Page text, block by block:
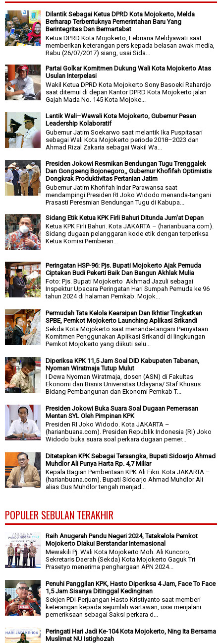
Dilantik Sebagai Ketua DPRD Kota Mojokerto, Melda
Berharap Terbentuknya Pemerintahan Baru Yang
Berintegritas Dan Bermartabat
Ketua DPRD Kota Mojokerto, Febriana Meldyawati saat
memberikan keterangan pers kepada belasan awak media,
Rabu (26/07/2017) siang, usai Sida...
Partai Golkar Komitmen Dukung Wali Kota Mojokerto Atas
Usulan Interpelasi
Wakil Ketua DPRD Kota Mojokerto Sony Basoeki Rahardjo
saat ditemui di depan Kantor DPRD Kota Mojokerto jalan
Gajah Mada No. 145 Kota Mojoke...
Lantik Wali–Wawali Kota Mojokerto, Gubernur Pesan
Leadership Kolaboratif
Gubernur Jatim Soekarwo saat melantik Ika Puspitasari
sebagai Wali Kota Mojokerto periode 2018–2023 dan
Ahmad Rizal Zakaria sebagai Wakil Wa...
Presiden Jokowi Resmikan Bendungan Tugu Trenggalek
Dan Gongseng Bojonegoro,, Gubernur Khofifah Optimistis
Dongkrak Produktivitas Pertanian Jatim
Gubernur Jatim Khofifah Indar Parawansa saat
mendampingi Presiden RI Joko Widodo menanda-tangani
Prasasti Peresmian Bendungan Tugu di Kabupa...
Sidang Etik Ketua KPK Firli Bahuri Ditunda Jum'at Depan
Ketua KPK Firli Bahuri. Kota JAKARTA – (harianbuana.com).
Sidang dugaan pelanggaran kode etik dengan terperiksa
Ketua Komisi Pemberan...
Peringatan HSP-96: Pjs. Bupati Mojokerto Ajak Pemuda
Ciptakan Budi Pekerti Baik Dan Bangun Akhlak Mulia
Foto: Pjs. Bupati Mojokerto Akhmad Jazuli sebagai
Inspektur Upacara Peringatan Hari Sumpah Pemuda ke 96
tahun 2024 di halaman Pemkab. Mojok...
Permudah Tata Kelola Kearsipan Dan Ikhtiar Tingkatkan
SPBE, Pemkot Mojokerto Launching Aplikasi Srikandi
Sekda Kota Mojokerto saat menanda-tangani Pernyataan
Komitmen Penggunakan Aplikasi Srikandi di lingkungan
Pemkot Mojokerto yang diikuti selu...
Diperiksa KPK 11,5 Jam Soal DID Kabupaten Tabanan,
Nyoman Wiratmaja Tutup Mulut
I Dewa Nyoman Wiratmaja, dosen (ASN) di Fakultas
Ekonomi dan Bisnis Universitas Udayana/ Staf Khusus
Bidang Pembangunan dan Ekonomi Pemkab T...
Presiden Jokowi Buka Suara Soal Dugaan Pemerasan
Mentan SYL Oleh Pimpinan KPK
Presiden RI Joko Widodo. Kota JAKARTA –
(harianbuana.com). Presiden Republik Indonesia (RI) Joko
Widodo buka suara soal perkara dugaan pemer...
Ditetapkan KPK Sebagai Tersangka, Bupati Sidoarjo Ahmad
Muhdlor Ali Punya Harta Rp. 4,7 Miliar
Kepala Bagian Pemberitaan KPK Ali Fikri. Kota JAKARTA –
(harianbuana.com). Bupati Sidoarjo Ahmad Muhdlor Ali
alias Gus Muhdlor tengah menjad...
POPULER SEBULAN TERAKHIR
Raih Anugerah Pandu Negeri 2024, Tatakelola Pemkot
Mojokerto Diakui Berstandar Internasional
Mewakili Pj. Wali Kota Mojokerto Moh. Ali Kuncoro,
Sekretaris Daerah (Sekda) Kota Mojokerto Gaguk Tri
Prasetyo menerima penghargaan APN 2024...
Penuhi Panggilan KPK, Hasto Diperiksa 4 Jam, Face To Face
1,5 Jam Sisanya Ditinggal Kedinginan
Sekjen PDI-Perjuangan Hasto Kristiyanto saat memberi
keterangan kepada sejumlah wartawan, usai menjalani
pemeriksaan sebagai Saksi perkara d...
Peringati Hari Jadi Ke-104 Kota Mojokerto, Ning Ita Bersama
Muslimat NU Istighozah